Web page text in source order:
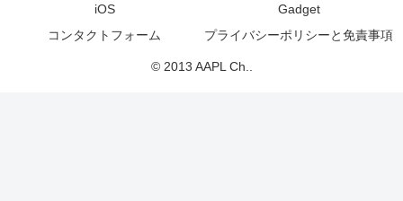
iOS
Gadget
コンタクトフォーム
プライバシーポリシーと免責事項
© 2013 AAPL Ch..